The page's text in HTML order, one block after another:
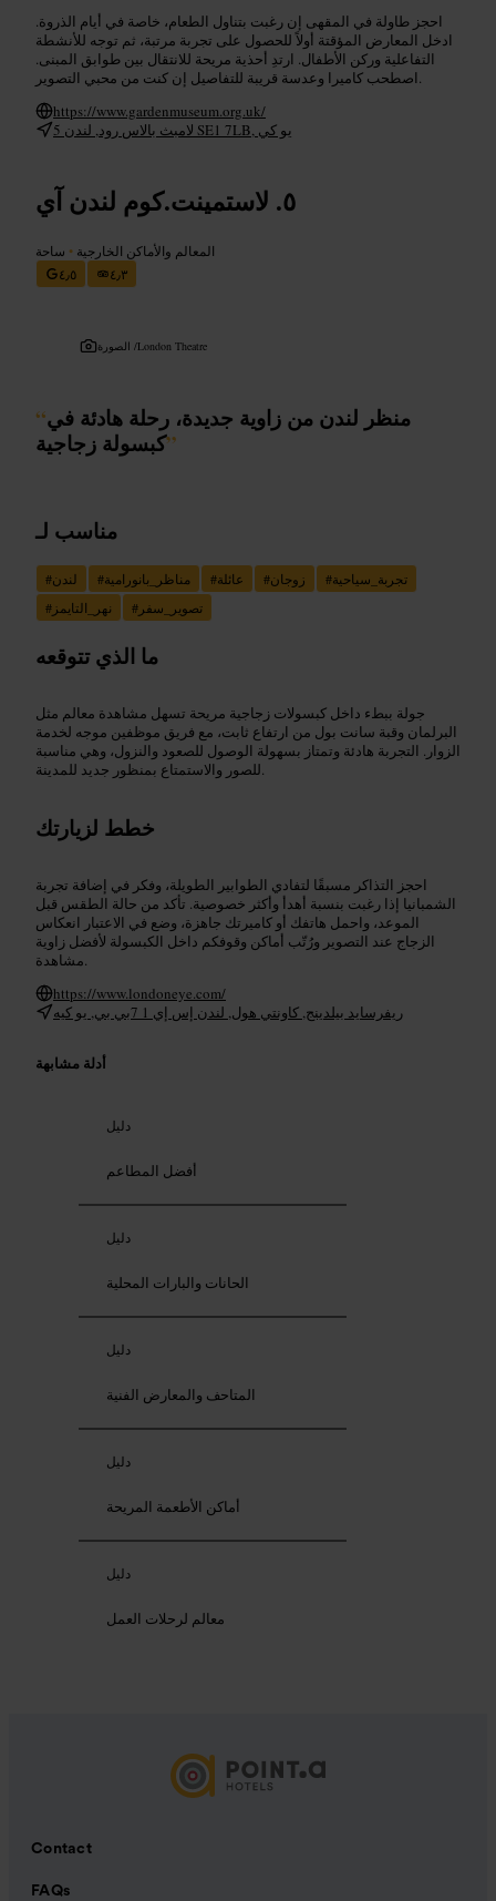
احجز طاولة في المقهى إن رغبت بتناول الطعام، خاصة في أيام الذروة.
ادخل المعارض المؤقتة أولاً للحصول على تجربة مرتبة، ثم توجه للأنشطة
التفاعلية وركن الأطفال. ارتدِ أحذية مريحة للانتقال بين طوابق المبنى.
اصطحب كاميرا وعدسة قريبة للتفاصيل إن كنت من محبي التصوير.
https://www.gardenmuseum.org.uk/
5 لامبث بالاس رود, لندن SE1 7LB, يو كي
لاستمينت.كوم لندن آي
المعالم والأماكن الخارجية • ساحة
٤٫٥
٤٫٣
الصورة /London Theatre
“منظر لندن من زاوية جديدة، رحلة هادئة في
كبسولة زجاجية”
مناسب لـ
#لندن #مناظر_بانورامية #عائلة #زوجان #تجربة_سياحية
# نهر_التايمز # تصوير_سفر
ما الذي تتوقعه
جولة ببطء داخل كبسولات زجاجية مريحة تسهل مشاهدة معالم مثل
البرلمان وقبة سانت بول من ارتفاع ثابت، مع فريق موظفين موجه لخدمة
الزوار. التجربة هادئة وتمتاز بسهولة الوصول للصعود والنزول، وهي مناسبة
للصور والاستمتاع بمنظور جديد للمدينة.
خطط لزيارتك
احجز التذاكر مسبقًا لتفادي الطوابير الطويلة، وفكر في إضافة تجربة
الشمبانيا إذا رغبت بنسبة أهدأ وأكثر خصوصية. تأكد من حالة الطقس قبل
الموعد، واحمل هاتفك أو كاميرتك جاهزة، وضع في الاعتبار انعكاس
الزجاج عند التصوير ورُتّب أماكن وقوفكم داخل الكبسولة لأفضل زاوية
مشاهدة.
https://www.londoneye.com/
ريفرسايد بيلدينج, كاونتي هول, لندن إس إي 1 7بي بي, يو كيه
أدلة مشابهة
دليل
أفضل المطاعم
دليل
الحانات والبارات المحلية
دليل
المتاحف والمعارض الفنية
دليل
أماكن الأطعمة المريحة
دليل
معالم لرحلات العمل
Contact
FAQs